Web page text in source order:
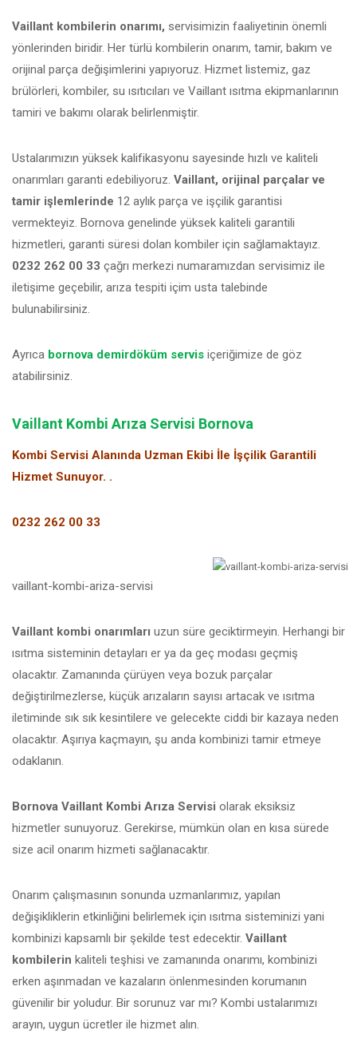
Vaillant kombilerin onarımı, servisimizin faaliyetinin önemli
yönlerinden biridir. Her türlü kombilerin onarım, tamir, bakım ve
orijinal parça değişimlerini yapıyoruz. Hizmet listemiz, gaz
brülörleri, kombiler, su ısıtıcıları ve Vaillant ısıtma ekipmanlarının
tamiri ve bakımı olarak belirlenmiştir.
Ustalarımızın yüksek kalifikasyonu sayesinde hızlı ve kaliteli
onarımları garanti edebiliyoruz. Vaillant, orijinal parçalar ve
tamir işlemlerinde 12 aylık parça ve işçilik garantisi
vermekteyiz. Bornova genelinde yüksek kaliteli garantili
hizmetleri, garanti süresi dolan kombiler için sağlamaktayız.
0232 262 00 33 çağrı merkezi numaramızdan servisimiz ile
iletişime geçebilir, arıza tespiti içim usta talebinde
bulunabilirsiniz.
Ayrıca bornova demirdöküm servis içeriğimize de göz
atabilirsiniz.
Vaillant Kombi Arıza Servisi Bornova
Kombi Servisi Alanında Uzman Ekibi İle İşçilik Garantili
Hizmet Sunuyor. .
0232 262 00 33
vaillant-kombi-ariza-servisi
Vaillant kombi onarımları uzun süre geciktirmeyin. Herhangi bir
ısıtma sisteminin detayları er ya da geç modası geçmiş
olacaktır. Zamanında çürüyen veya bozuk parçalar
değiştirilmezlerse, küçük arızaların sayısı artacak ve ısıtma
iletiminde sık sık kesintilere ve gelecekte ciddi bir kazaya neden
olacaktır. Aşırıya kaçmayın, şu anda kombinizi tamir etmeye
odaklanın.
Bornova Vaillant Kombi Arıza Servisi olarak eksiksiz
hizmetler sunuyoruz. Gerekirse, mümkün olan en kısa sürede
size acil onarım hizmeti sağlanacaktır.
Onarım çalışmasının sonunda uzmanlarımız, yapılan
değişikliklerin etkinliğini belirlemek için ısıtma sisteminizi yani
kombinizi kapsamlı bir şekilde test edecektir. Vaillant
kombilerin kaliteli teşhisi ve zamanında onarımı, kombinizi
erken aşınmadan ve kazaların önlenmesinden korumanın
güvenilir bir yoludur. Bir sorunuz var mı? Kombi ustalarımızı
arayın, uygun ücretler ile hizmet alın.